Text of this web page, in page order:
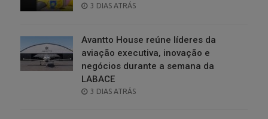
POSTED
3 DIAS ATRÁS
Avantto House reúne líderes da
aviação executiva, inovação e
negócios durante a semana da
LABACE
POSTED
3 DIAS ATRÁS